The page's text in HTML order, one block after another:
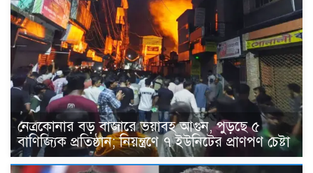
নেত্রকোনার বড় বাজারে ভয়াবহ আগুন, পুড়ছে ৫
বাণিজ্যিক প্রতিষ্ঠান; নিয়ন্ত্রণে ৭ ইউনিটের প্রাণপণ চেষ্টা